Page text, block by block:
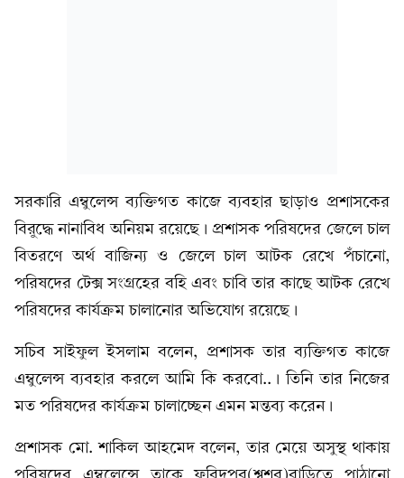
সরকারি এম্বুলেন্স ব্যক্তিগত কাজে ব্যবহার ছাড়াও প্রশাসকের
বিরুদ্ধে নানাবিধ অনিয়ম রয়েছে। প্রশাসক পরিষদের জেলে চাল
বিতরণে অর্থ বাজিন্য ও জেলে চাল আটক রেখে পঁচানো,
পরিষদের টেক্স সংগ্রহের বহি এবং চাবি তার কাছে আটক রেখে
পরিষদের কার্যক্রম চালানোর অভিযোগ রয়েছে।
সচিব সাইফুল ইসলাম বলেন, প্রশাসক তার ব্যক্তিগত কাজে
এম্বুলেন্স ব্যবহার করলে আমি কি করবো..। তিনি তার নিজের
মত পরিষদের কার্যক্রম চালাচ্ছেন এমন মন্তব্য করেন।
প্রশাসক মো. শাকিল আহমেদ বলেন, তার মেয়ে অসুস্থ থাকায়